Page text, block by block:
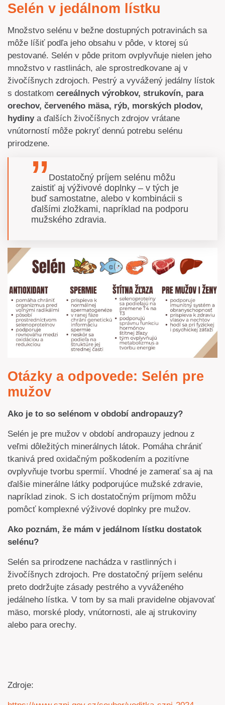
Selén v jedálnom lístku
Množstvo selénu v bežne dostupných potravinách sa
môže líšiť podľa jeho obsahu v pôde, v ktorej sú
pestované. Selén v pôde pritom ovplyvňuje nielen jeho
množstvo v rastlinách, ale sprostredkovane aj v
živočíšnych zdrojoch. Pestrý a vyvážený jedálny lístok
s dostatkom cereálnych výrobkov, strukovín, para
orechov, červeného mäsa, rýb, morských plodov,
hydinya ďalších živočíšnych zdrojov vrátane
vnútorností môže pokryť dennú potrebu selénu
prirodzene.
Dostatočný príjem selénu môžu
zaistiť aj výživové doplnky – v tých je
buď samostatne, alebo v kombinácii s
ďalšími zložkami, napríklad na podporu
mužského zdravia.
Otázky a odpovede: Selén pre
mužov
Ako je to so selénom v období andropauzy?
Selén je pre mužov v období andropauzy jednou z
veľmi dôležitých minerálnych látok. Pomáha chrániť
tkanivá pred oxidačným poškodením a pozitívne
ovplyvňuje tvorbu spermií. Vhodné je zamerať sa aj na
ďalšie minerálne látky podporujúce mužské zdravie,
napríklad zinok. S ich dostatočným príjmom môžu
pomôcť komplexné výživové doplnky pre mužov.
Ako poznám, že mám v jedálnom lístku dostatok
selénu?
Selén sa prirodzene nachádza v rastlinných i
živočíšnych zdrojoch. Pre dostatočný príjem selénu
preto dodržujte zásady pestrého a vyváženého
jedálneho lístka. V tom by sa mali pravidelne objavovať
mäso, morské plody, vnútornosti, ale aj strukoviny
alebo para orechy.
Zdroje: